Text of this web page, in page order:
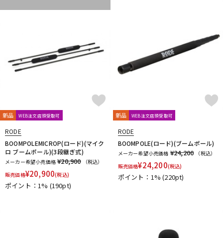
新品 WEB注文店頭受取可
RODE
BOOMPOLEMICROP(ロード)(マイク
ロ ブームポール)(3段継ぎ式)
メーカー希望小売価格 ¥20,900
（税込）
販売価格¥20,900(税込)
ポイント：1% (190pt)
新品 WEB注文店頭受取可
RODE
BOOMPOLE(ロード)(ブームポール)
メーカー希望小売価格 ¥24,200
（税込）
販売価格¥24,200(税込)
ポイント：1%(220pt)